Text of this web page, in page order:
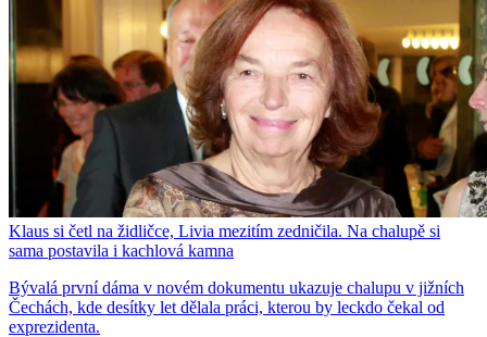
Klaus si četl na židličce, Livia mezitím zedničila. Na chalupě si
sama postavila i kachlová kamna
Bývalá první dáma v novém dokumentu ukazuje chalupu v jižních
Čechách, kde desítky let dělala práci, kterou by leckdo čekal od
exprezidenta.